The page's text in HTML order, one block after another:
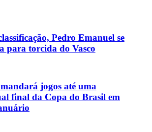
Pedro Emanuel se
para torcida do Vasco
mandará jogos até uma
final da Copa do Brasil em